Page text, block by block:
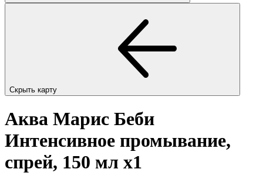
Скрыть карту
Аква Марис Беби
Интенсивное промывание,
спрей, 150 мл x1